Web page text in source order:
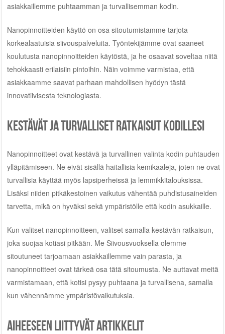
asiakkaillemme puhtaamman ja turvallisemman kodin.
Nanopinnoitteiden käyttö on osa sitoutumistamme tarjota
korkealaatuisia siivouspalveluita. Työntekijämme ovat saaneet
koulutusta nanopinnoitteiden käytöstä, ja he osaavat soveltaa niitä
tehokkaasti erilaisiin pintoihin. Näin voimme varmistaa, että
asiakkaamme saavat parhaan mahdollisen hyödyn tästä
innovatiivisesta teknologiasta.
Kestävät ja turvalliset ratkaisut kodillesi
Nanopinnoitteet ovat kestävä ja turvallinen valinta kodin puhtauden
ylläpitämiseen. Ne eivät sisällä haitallisia kemikaaleja, joten ne ovat
turvallisia käyttää myös lapsiperheissä ja lemmikkitalouksissa.
Lisäksi niiden pitkäkestoinen vaikutus vähentää puhdistusaineiden
tarvetta, mikä on hyväksi sekä ympäristölle että kodin asukkaille.
Kun valitset nanopinnoitteen, valitset samalla kestävän ratkaisun,
joka suojaa kotiasi pitkään. Me Siivousvuoksella olemme
sitoutuneet tarjoamaan asiakkaillemme vain parasta, ja
nanopinnoitteet ovat tärkeä osa tätä sitoumusta. Ne auttavat meitä
varmistamaan, että kotisi pysyy puhtaana ja turvallisena, samalla
kun vähennämme ympäristövaikutuksia.
Aiheeseen liittyvät artikkelit